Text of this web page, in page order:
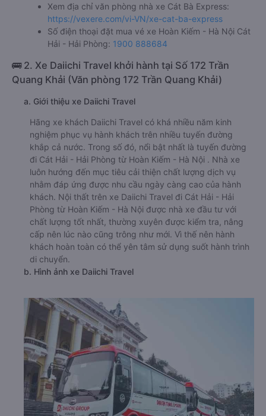
Xem địa chỉ văn phòng nhà xe Cát Bà Express:
https://vexere.com/vi-VN/xe-cat-ba-express
Số điện thoại đặt mua vé xe Hoàn Kiếm - Hà Nội Cát
Hải - Hải Phòng: 1900 888684
🚌 2. Xe Daiichi Travel khởi hành tại Số 172 Trần
Quang Khải (Văn phòng 172 Trần Quang Khải)
a. Giới thiệu xe Daiichi Travel
Hãng xe khách Daiichi Travel có khá nhiều năm kinh
nghiệm phục vụ hành khách trên nhiều tuyến đường
khắp cả nước. Trong số đó, nổi bật nhất là tuyến đường
đi Cát Hải - Hải Phòng từ Hoàn Kiếm - Hà Nội . Nhà xe
luôn hướng đến mục tiêu cải thiện chất lượng dịch vụ
nhằm đáp ứng được nhu cầu ngày càng cao của hành
khách. Nội thất trên xe Daiichi Travel đi Cát Hải - Hải
Phòng từ Hoàn Kiếm - Hà Nội được nhà xe đầu tư với
chất lượng tốt nhất, thường xuyên được kiểm tra, nâng
cấp nên lúc nào cũng trông như mới. Vì thế nên hành
khách hoàn toàn có thể yên tâm sử dụng suốt hành trình
di chuyển.
b. Hình ảnh xe Daiichi Travel